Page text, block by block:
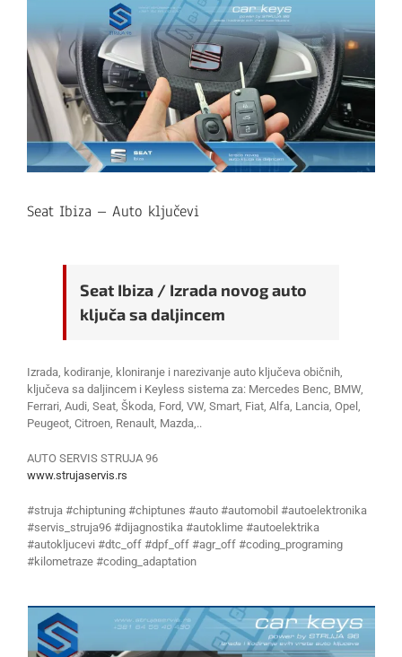
Seat Ibiza – Auto ključevi
Seat Ibiza / Izrada novog auto
ključa sa daljincem
Izrada, kodiranje, kloniranje i narezivanje auto ključeva običnih,
ključeva sa daljincem i Keyless sistema za: Mercedes Benc, BMW,
Ferrari, Audi, Seat, Škoda, Ford, VW, Smart, Fiat, Alfa, Lancia, Opel,
Peugeot, Citroen, Renault, Mazda,..
AUTO SERVIS STRUJA 96
www.strujaservis.rs
#struja #chiptuning #chiptunes #auto #automobil #autoelektronika
#servis_struja96 #dijagnostika #autoklime #autoelektrika
#autokljucevi #dtc_off #dpf_off #agr_off #coding_programing
#kilometraze #coding_adaptation